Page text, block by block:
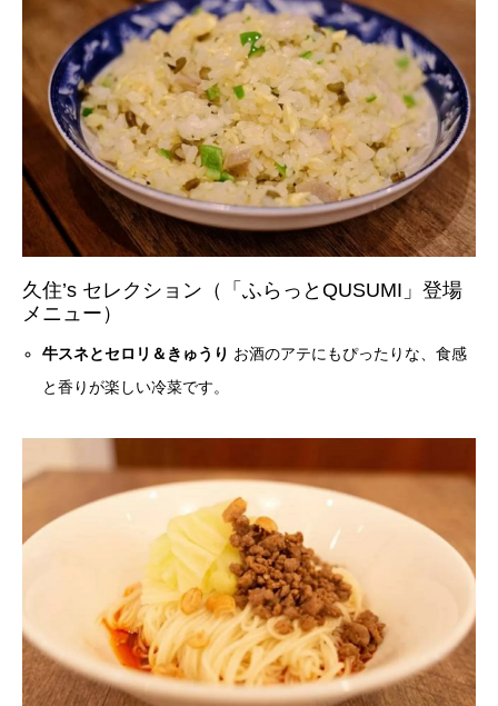
久住’s セレクション（「ふらっとQUSUMI」登場
メニュー）
牛スネとセロリ＆きゅうり お酒のアテにもぴったりな、食感
と香りが楽しい冷菜です。